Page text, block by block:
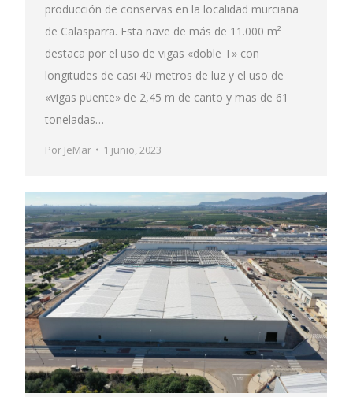
producción de conservas en la localidad murciana
de Calasparra. Esta nave de más de 11.000 m²
destaca por el uso de vigas «doble T» con
longitudes de casi 40 metros de luz y el uso de
«vigas puente» de 2,45 m de canto y mas de 61
toneladas…
Por JeMar 1 junio, 2023